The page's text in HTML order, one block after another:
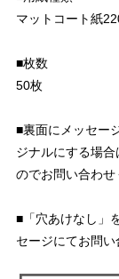
マットコート紙
■枚数
50枚
■裏面にメッセー
ジナルにする場
のでお問い合わせ
■「穴あけなし」
セージにてお問い